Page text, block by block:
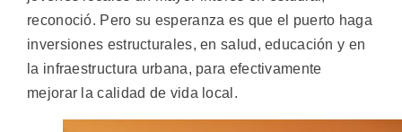
reconoció. Pero su esperanza es que el puerto haga
inversiones estructurales, en salud, educación y en
la infraestructura urbana, para efectivamente
mejorar la calidad de vida local.